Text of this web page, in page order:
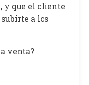
y que el cliente
a los
venta?